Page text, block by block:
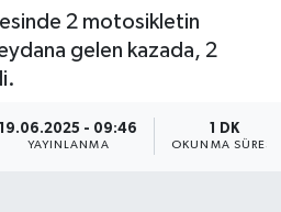
2 motosikletin
gelen kazada, 2
19.06.2025 - 09:46
YAYINLANMA
1 DK
OKUNMA SÜRESI